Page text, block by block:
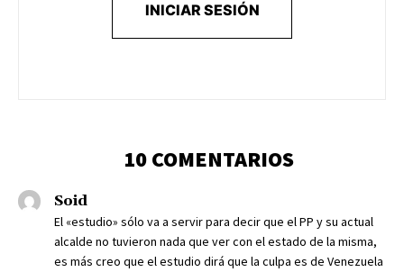
INICIAR SESIÓN
10 COMENTARIOS
Soid
El «estudio» sólo va a servir para decir que el PP y su actual
alcalde no tuvieron nada que ver con el estado de la misma,
es más creo que el estudio dirá que la culpa es de Venezuela